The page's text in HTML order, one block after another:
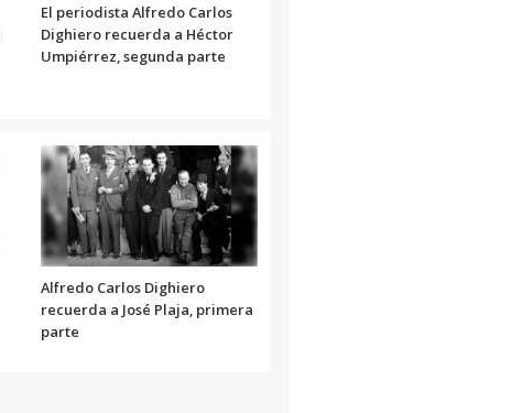
El periodista Alfredo Carlos
Dighiero recuerda a Héctor
Umpiérrez, segunda parte
Alfredo Carlos Dighiero
recuerda a José Plaja, primera
parte